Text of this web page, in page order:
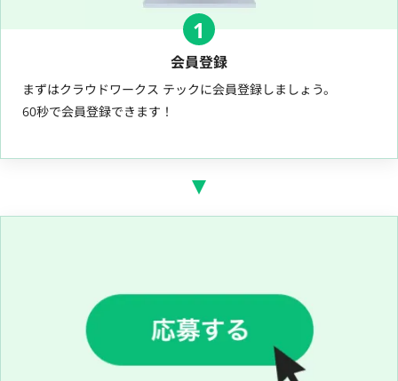
1
会員登録
まずはクラウドワークス テックに会員登録しましょう。
60秒で会員登録できます！